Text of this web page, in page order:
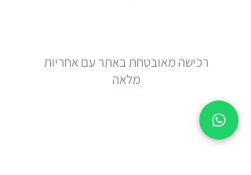
רכישה מאובטחת באתר עם אחריות
מלאה